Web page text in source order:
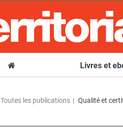
Livres et
Toutes les publications Qualité et